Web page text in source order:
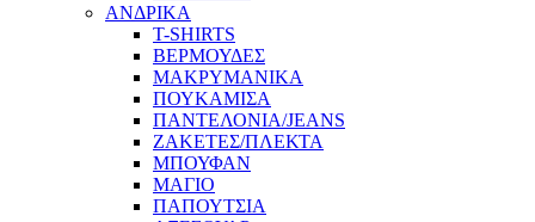
ΑΝΔΡΙΚΑ
T-SHIRTS
ΒΕΡΜΟΥΔΕΣ
ΜΑΚΡΥΜΑΝΙΚΑ
ΠΟΥΚΑΜΙΣΑ
ΠΑΝΤΕΛΟΝΙΑ/JEANS
ΖΑΚΕΤΕΣ/ΠΛΕΚΤΑ
ΜΠΟΥΦΑΝ
ΜΑΓΙΟ
ΠΑΠΟΥΤΣΙΑ